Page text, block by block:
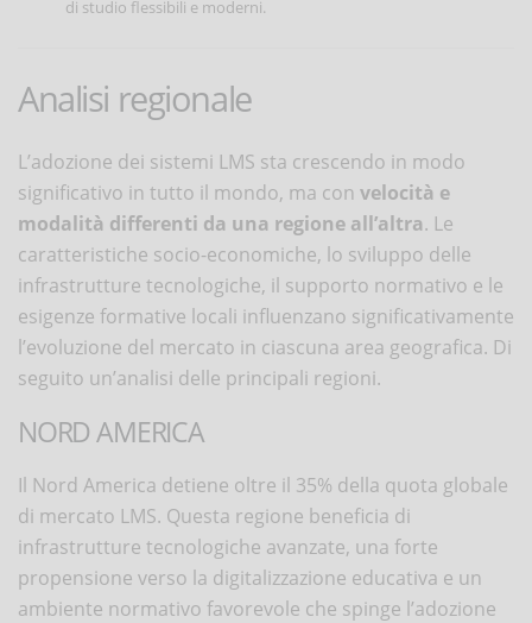
di studio flessibili e moderni.
Analisi regionale
L’adozione dei sistemi LMS sta crescendo in modo
significativo in tutto il mondo, ma con velocità e
modalità differenti da una regione all’altra. Le
caratteristiche socio-economiche, lo sviluppo delle
infrastrutture tecnologiche, il supporto normativo e le
esigenze formative locali influenzano significativamente
l’evoluzione del mercato in ciascuna area geografica. Di
seguito un’analisi delle principali regioni.
NORD AMERICA
Il Nord America detiene oltre il 35% della quota globale
di mercato LMS. Questa regione beneficia di
infrastrutture tecnologiche avanzate, una forte
propensione verso la digitalizzazione educativa e un
ambiente normativo favorevole che spinge l’adozione